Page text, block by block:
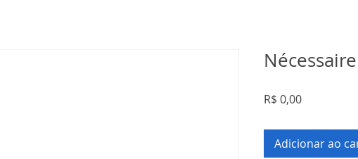
R$ 0,00Preço
Adicionar ao